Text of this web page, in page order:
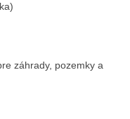
záhrady, pozemky a